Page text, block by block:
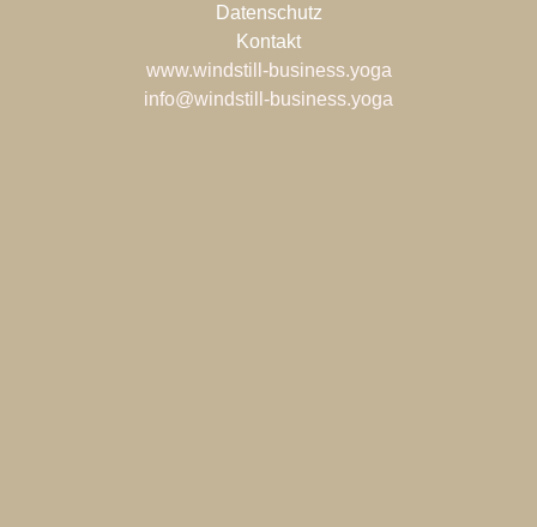
Datenschutz
Kontakt
www.windstill-business.yoga
info@windstill-business.yoga